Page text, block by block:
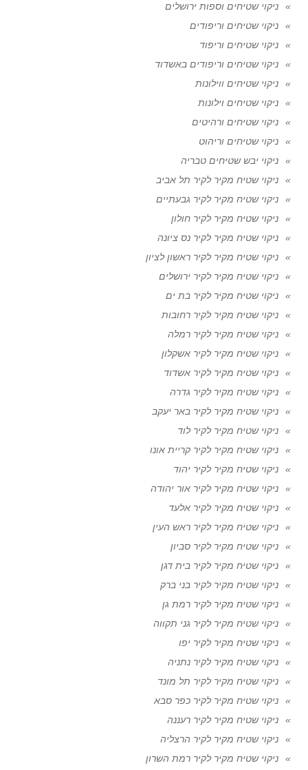
ניקוי שטיחים וספות ירושלים
ניקוי שטיחים וריפודים
ניקוי שטיחים וריפוד
ניקוי שטיחים וריפודים באשדוד
ניקוי שטיחים ווילונות
ניקוי שטיחים וילונות
ניקוי שטיחים ורהיטים
ניקוי שטיחים וריהוט
ניקוי יבש שטיחים טבריה
ניקוי שטיח מקיר לקיר תל אביב
ניקוי שטיח מקיר לקיר גבעתיים
ניקוי שטיח מקיר לקיר חולון
ניקוי שטיח מקיר לקיר נס ציונה
ניקוי שטיח מקיר לקיר ראשון לציון
ניקוי שטיח מקיר לקיר ירושלים
ניקוי שטיח מקיר לקיר בת ים
ניקוי שטיח מקיר לקיר רחובות
ניקוי שטיח מקיר לקיר רמלה
ניקוי שטיח מקיר לקיר אשקלון
ניקוי שטיח מקיר לקיר אשדוד
ניקוי שטיח מקיר לקיר גדרה
ניקוי שטיח מקיר לקיר באר יעקב
ניקוי שטיח מקיר לקיר לוד
ניקוי שטיח מקיר לקיר קריית אונו
ניקוי שטיח מקיר לקיר יהוד
ניקוי שטיח מקיר לקיר אור יהודה
ניקוי שטיח מקיר לקיר אלעד
ניקוי שטיח מקיר לקיר ראש העין
ניקוי שטיח מקיר לקיר סביון
ניקוי שטיח מקיר לקיר בית דגן
ניקוי שטיח מקיר לקיר בני ברק
ניקוי שטיח מקיר לקיר רמת גן
ניקוי שטיח מקיר לקיר גני תקווה
ניקוי שטיח מקיר לקיר יפו
ניקוי שטיח מקיר לקיר נתניה
ניקוי שטיח מקיר לקיר תל מונד
ניקוי שטיח מקיר לקיר כפר סבא
ניקוי שטיח מקיר לקיר רעננה
ניקוי שטיח מקיר לקיר הרצליה
ניקוי שטיח מקיר לקיר רמת השרון